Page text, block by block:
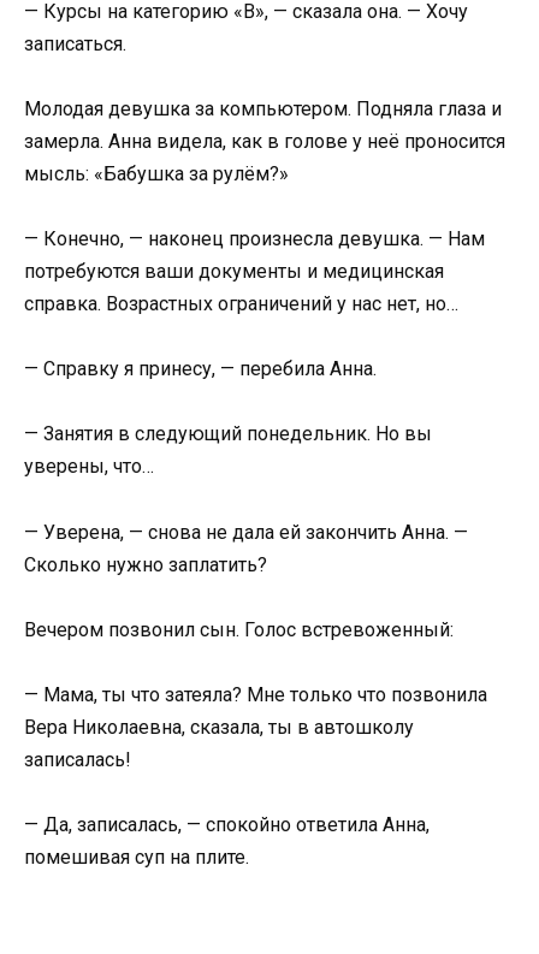
— Курсы на категорию «В», — сказала она. — Хочу
записаться.
Молодая девушка за компьютером. Подняла глаза и
замерла. Анна видела, как в голове у неё проносится
мысль: «Бабушка за рулём?»
— Конечно, — наконец произнесла девушка. — Нам
потребуются ваши документы и медицинская
справка. Возрастных ограничений у нас нет, но…
— Справку я принесу, — перебила Анна.
— Занятия в следующий понедельник. Но вы
уверены, что…
— Уверена, — снова не дала ей закончить Анна. —
Сколько нужно заплатить?
Вечером позвонил сын. Голос встревоженный:
— Мама, ты что затеяла? Мне только что позвонила
Вера Николаевна, сказала, ты в автошколу
записалась!
— Да, записалась, — спокойно ответила Анна,
помешивая суп на плите.